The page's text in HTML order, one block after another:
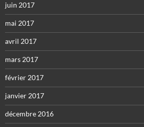
juin 2017
mai 2017
avril 2017
mars 2017
février 2017
janvier 2017
décembre 2016